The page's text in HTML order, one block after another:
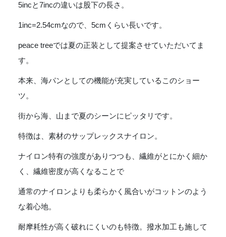
5incと7incの違いは股下の長さ。
1inc=2.54cmなので、5cmくらい長いです。
peace treeでは夏の正装として提案させていただいてま
す。
本来、海パンとしての機能が充実しているこのショー
ツ。
街から海、山まで夏のシーンにピッタリです。
特徴は、素材のサップレックスナイロン。
ナイロン特有の強度がありつつも、繊維がとにかく細か
く、繊維密度が高くなることで
通常のナイロンよりも柔らかく風合いがコットンのよう
な着心地。
耐摩耗性が高く破れにくいのも特徴。撥水加工も施して